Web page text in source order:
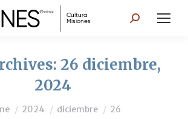
Search:
26 diciembre,
2024
are here:
2024 diciembre 26